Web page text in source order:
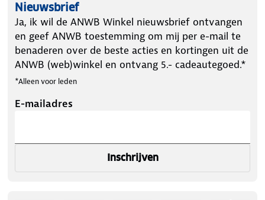
Nieuwsbrief
Ja, ik wil de ANWB Winkel nieuwsbrief ontvangen
en geef ANWB toestemming om mij per e-mail te
benaderen over de beste acties en kortingen uit de
ANWB (web)winkel en ontvang 5.- cadeautegoed.*
*Alleen voor leden
E-mailadres
Inschrijven